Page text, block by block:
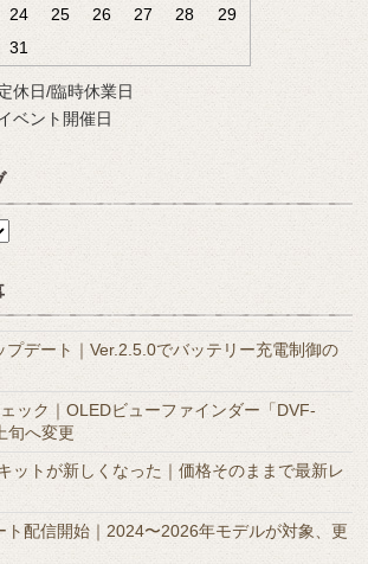
24 25 26 27 28
29
31
休日/臨時休業日
ベント開催日
プデート｜Ver.2.5.0でバッテリー充電制御の
ック｜OLEDビューファインダー「DVF-
旬へ変更
ットが新しくなった｜価格そのままで最新レ
ト配信開始｜2024〜2026年モデルが対象、更